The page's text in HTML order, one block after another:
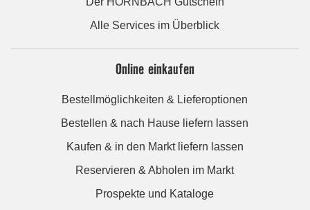
Alle Services im Überblick
Online einkaufen
Bestellmöglichkeiten & Lieferoptionen
Bestellen & nach Hause liefern lassen
Kaufen & in den Markt liefern lassen
Reservieren & Abholen im Markt
Prospekte und Kataloge